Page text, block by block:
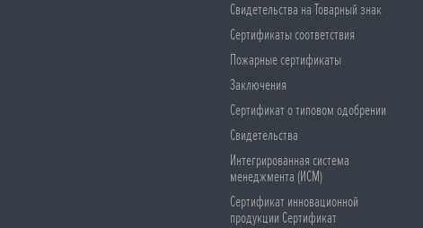
Свидетельства на Товарный знак
Сертификаты соответствия
Пожарные сертификаты
Заключения
Сертификат о типовом одобрении
Свидетельства
Интегрированная система
менеджмента (ИСМ)
Сертификат инновационной
продукции Сертификат